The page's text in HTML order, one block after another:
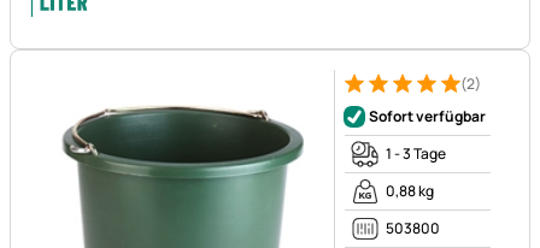
Bewertung: 5 von 5 (2
2 Bewertungen
(2)
Sofort verfügbar
1 - 3 Tage
0,88 kg
503800